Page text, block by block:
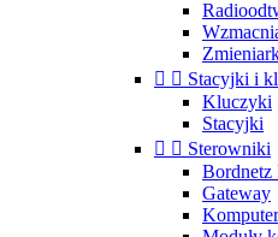
  Stacyjki i
Kluczyki
Stacyjki
  Sterowniki
Gateway